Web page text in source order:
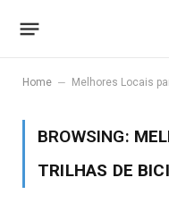
Home – Melhores Locais
BROWSING:
TRILHAS DE